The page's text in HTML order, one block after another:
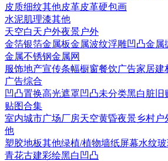
皮质细纹其他皮革皮革硬包画
水泥肌理漆其他
天空白天户外夜景户外
金箔银箔金属板金属波纹浮雕凹凸金属
金属不锈钢金属网
服饰地产宣传条幅橱窗餐饮广告家居建
广告综合
凹凸置换高光遮罩凹凸未分类黑白脏旧
贴图合集
室内城市广场厂房天空黄昏夜景乡村户
他
塑胶地板其他绿植/植物墙纸屏幕水纹
青花古建彩绘黑白凹凸